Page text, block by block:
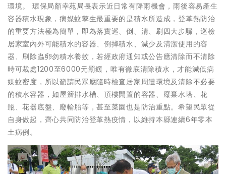
環境。 環保局顏幸苑局長表示近日常有降雨機會，雨後容易產生
容器積水現象，病媒蚊孳生最重要的是積水所造成，登革熱防治
的重要方法極為簡單，即為落實巡、倒、清、刷四大步驟，巡檢
居家室內外可能積水的容器、倒掉積水、減少及清潔使用的容
器、刷除蟲卵勿積水養蚊，若經政府通知或公告應清除而不清除
時可裁處1200至6000元罰鍰，唯有徹底清除積水，才能減低病
媒蚊密度，所以籲請民眾應隨時檢查居家周遭環境及清除不必要
的積水容器，如屋簷排水槽、頂樓閒置的容器、廢棄水塔、花
瓶、花器底盤、廢輪胎等，甚至菜園也是防治重點。希望民眾從
自身做起，齊心共同防治登革熱疫情，以維持本縣連續6年零本
土病例。